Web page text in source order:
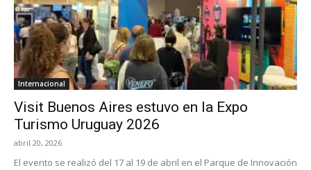
Internacional
Visit Buenos Aires estuvo en la Expo
Turismo Uruguay 2026
abril 20, 2026
El evento se realizó del 17 al 19 de abril en el Parque de Innovación